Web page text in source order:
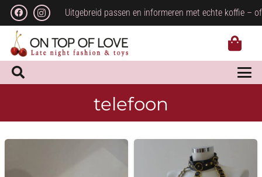
Uitgebreid passen en informeren met echte koffie –
telefoon